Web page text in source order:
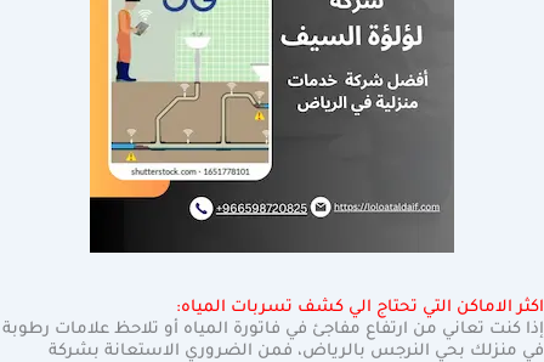
اكثر الاماكن التي تحتاج الي كشف تسربات المياه:
إذا كنت تعاني من ارتفاع مفاجئ في فاتورة المياه أو تلاحظ علامات رطوبة
في منزلك بحي النرجس بالرياض، فمن الضروري الاستعانة بشركة